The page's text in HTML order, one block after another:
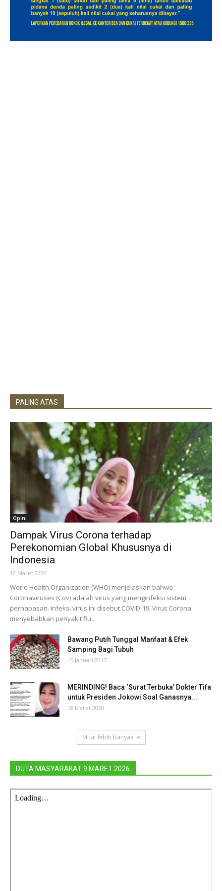
PALING ATAS
Opini
Dampak Virus Corona terhadap
Perekonomian Global Khususnya di
Indonesia
12 Maret 2020
World Health Organization (WHO) menjelaskan bahwa
Coronaviruses (Cov) adalah virus yang menginfeksi sistem
pernapasan. Infeksi virus ini disebut COVID-19. Virus Corona
menyebabkan penyakit flu...
Bawang Putih Tunggal Manfaat & Efek
Samping Bagi Tubuh
15 Januari 2017
MERINDING! Baca ‘Surat Terbuka’ Dokter Tifa
untuk Presiden Jokowi Soal Ganasnya...
18 Maret 2020
Muat lebih banyak
DUTA MASYARAKAT 9 MARET 2026